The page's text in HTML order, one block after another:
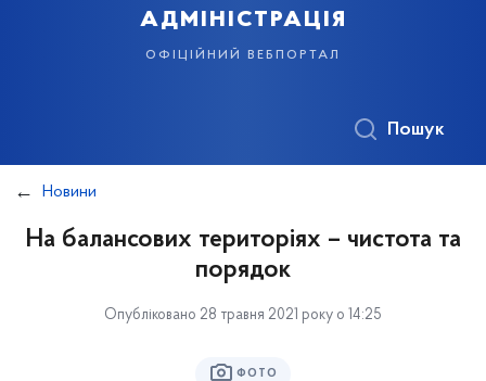
адміністрація
офіційний вебпортал
Пошук
Новини
На балансових територіях – чистота та
порядок
Опубліковано 28 травня 2021 року о 14:25
ФОТО